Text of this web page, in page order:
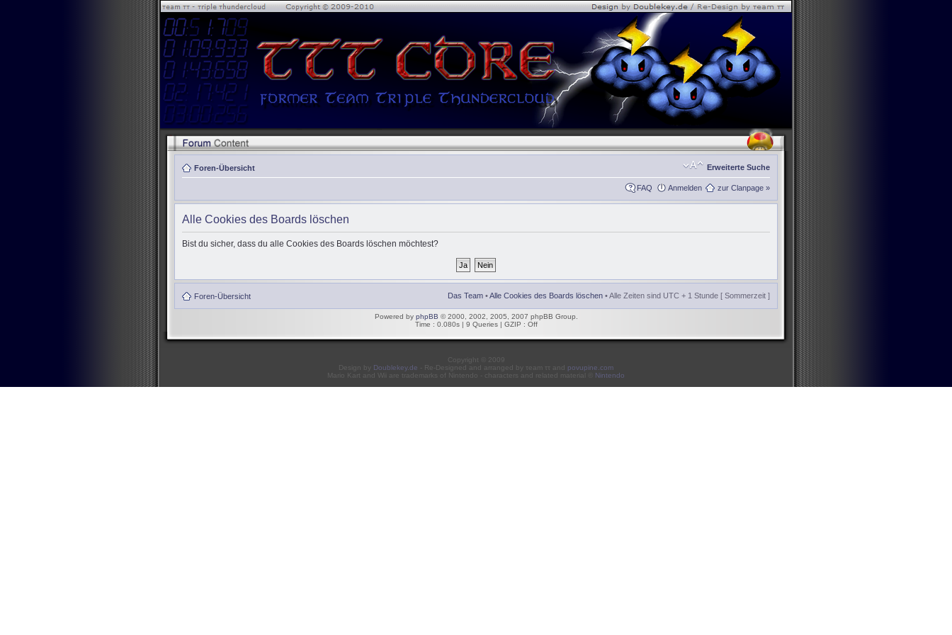
Foren-Übersicht Erweiterte Suche
FAQ Anmelden zur Clanpage »
Alle Cookies des Boards löschen
Bist du sicher, dass du alle Cookies des Boards löschen möchtest?
Foren-Übersicht Das Team •Alle Cookies des Boards löschen • Alle Zeiten sind UTC + 1 Stunde [ Sommerzeit ]
Powered by phpBB © 2000, 2002, 2005, 2007 phpBB Group.
Time : 0.080s | 9 Queries | GZIP : Off
Copyright © 2009
Design by Doublekey.de - Re-Designed and arranged by τeam ττ and povupine.com
Mario Kart and Wii are trademarks of Nintendo - characters and related material © Nintendo